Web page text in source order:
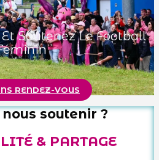
Soutenez Le Football
RENDEZ-VOUS
soutenir ?
& PARTAGE